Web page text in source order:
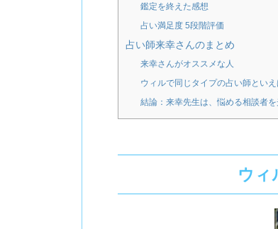
鑑定を終えた感想
占い満足度 5段階評価
占い師来幸さんのまとめ
来幸さんがオススメな人
ウィルで同じタイプの占い師といえ
結論：来幸先生は、悩める相談者
ウィ